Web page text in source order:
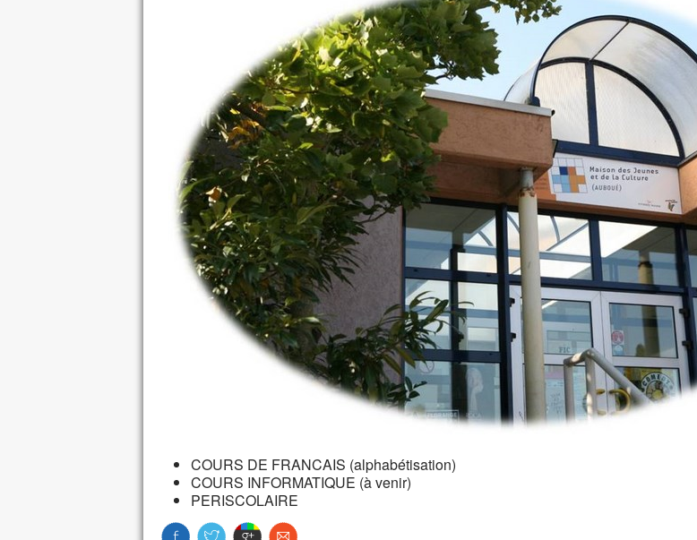
COURS DE FRANCAIS (alphabétisation)
COURS INFORMATIQUE (à venir)
PERISCOLAIRE